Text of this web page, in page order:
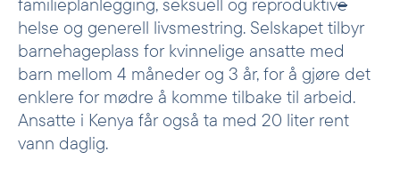
helse og generell livsmestring. Selskapet tilbyr
barnehageplass for kvinnelige ansatte med
barn mellom 4 måneder og 3 år, for å gjøre det
enklere for mødre å komme tilbake til arbeid.
Ansatte i Kenya får også ta med 20 liter rent
vann daglig.